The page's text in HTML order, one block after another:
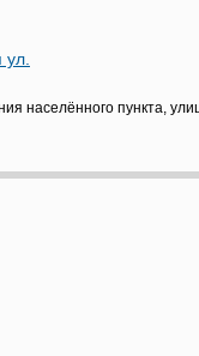
населённого пункта,